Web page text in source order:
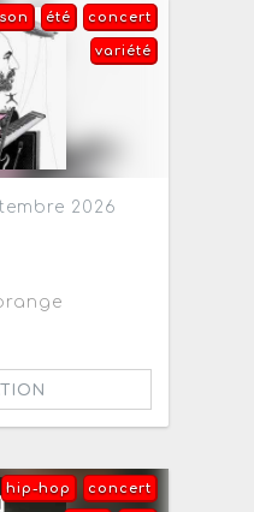
concert
été
variété
2026
concert
hip-hop